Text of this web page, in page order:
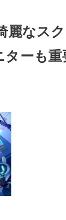
麗なス
ターも